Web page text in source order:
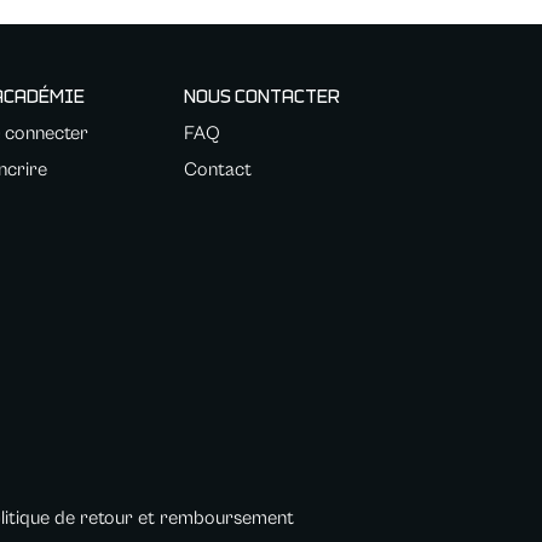
connecter
NOUS CONTACTER
FAQ
Contact
de retour et remboursement